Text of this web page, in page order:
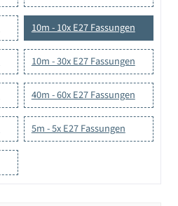
10m - 10x E27 Fassungen
10m - 30x E27 Fassungen
40m - 60x E27 Fassungen
5m - 5x E27 Fassungen